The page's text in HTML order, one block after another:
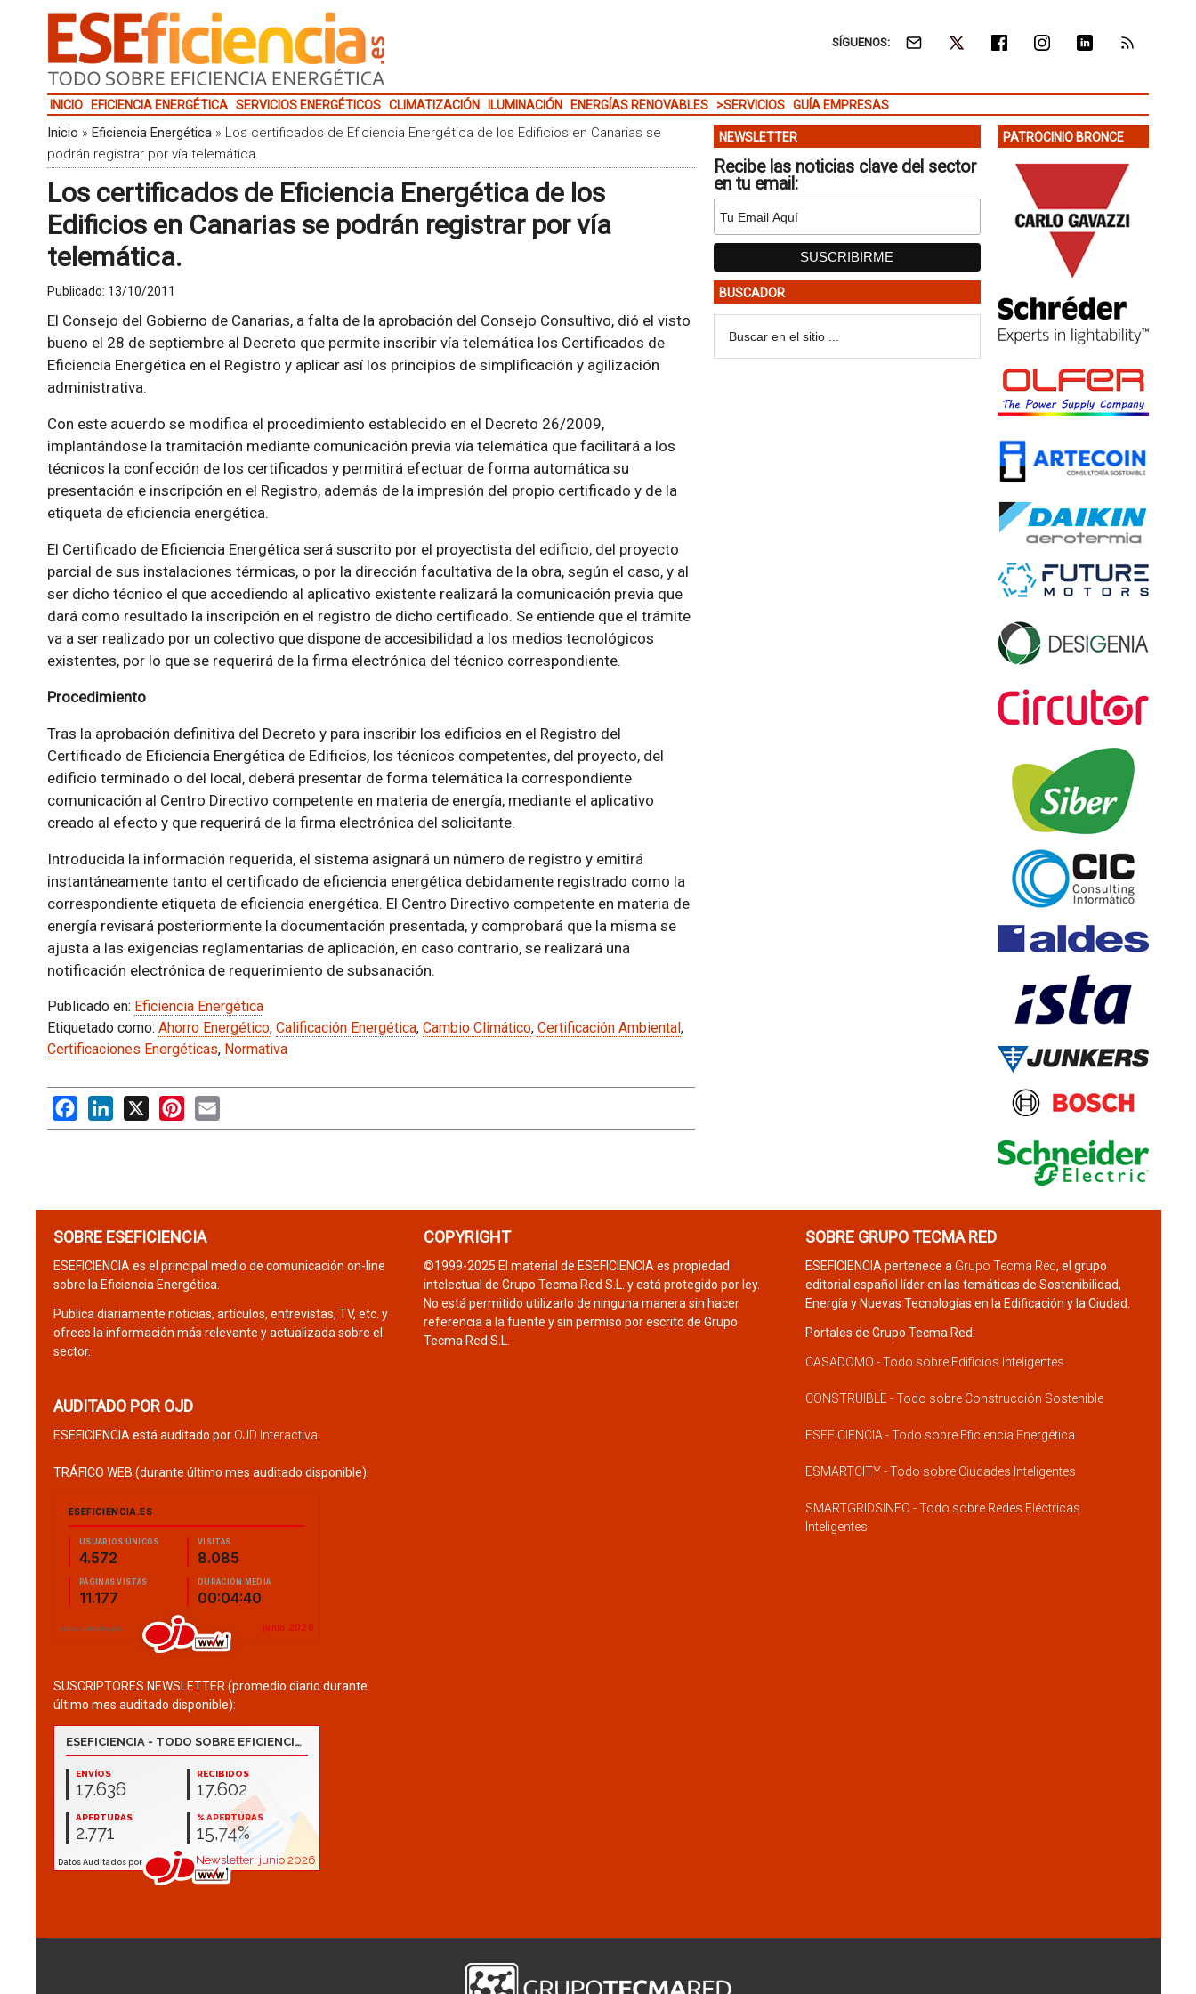
SÍGUENOS:
INICIO EFICIENCIA ENERGÉTICA SERVICIOS ENERGÉTICOS CLIMATIZACIÓN ILUMINACIÓN ENERGÍAS RENOVABLES >SERVICIOS GUÍA EMPRESAS
Inicio » Eficiencia Energética» Los certificados de Eficiencia Energética de los Edificios en Canarias se
podrán registrar por vía telemática.
Los certificados de Eficiencia Energética de los
Edificios en Canarias se podrán registrar por vía
telemática.
Publicado: 13/10/2011
El Consejo del Gobierno de Canarias, a falta de la aprobación del Consejo Consultivo, dió el visto
bueno el 28 de septiembre al Decreto que permite inscribir vía telemática los Certificados de
Eficiencia Energética en el Registro y aplicar así los principios de simplificación y agilización
administrativa.
Con este acuerdo se modifica el procedimiento establecido en el Decreto 26/2009,
implantándose la tramitación mediante comunicación previa vía telemática que facilitará a los
técnicos la confección de los certificados y permitirá efectuar de forma automática su
presentación e inscripción en el Registro, además de la impresión del propio certificado y de la
etiqueta de eficiencia energética.
El Certificado de Eficiencia Energética será suscrito por el proyectista del edificio, del proyecto
parcial de sus instalaciones térmicas, o por la dirección facultativa de la obra, según el caso, y al
ser dicho técnico el que accediendo al aplicativo existente realizará la comunicación previa que
dará como resultado la inscripción en el registro de dicho certificado. Se entiende que el trámite
va a ser realizado por un colectivo que dispone de accesibilidad a los medios tecnológicos
existentes, por lo que se requerirá de la firma electrónica del técnico correspondiente.
Procedimiento
Tras la aprobación definitiva del Decreto y para inscribir los edificios en el Registro del
Certificado de Eficiencia Energética de Edificios, los técnicos competentes, del proyecto, del
edificio terminado o del local, deberá presentar de forma telemática la correspondiente
comunicación al Centro Directivo competente en materia de energía, mediante el aplicativo
creado al efecto y que requerirá de la firma electrónica del solicitante.
Introducida la información requerida, el sistema asignará un número de registro y emitirá
instantáneamente tanto el certificado de eficiencia energética debidamente registrado como la
correspondiente etiqueta de eficiencia energética. El Centro Directivo competente en materia de
energía revisará posteriormente la documentación presentada, y comprobará que la misma se
ajusta a las exigencias reglamentarias de aplicación, en caso contrario, se realizará una
notificación electrónica de requerimiento de subsanación.
Publicado en: Eficiencia Energética
Etiquetado como: Ahorro Energético, Calificación Energética, Cambio Climático, Certificación Ambiental,
Certificaciones Energéticas, Normativa
FacebookLinkedIn
X PinterestEmail
NEWSLETTER
Recibe las noticias clave del sector
en tu email:
BUSCADOR
PATROCINIO BRONCE
SOBRE ESEFICIENCIA
ESEFICIENCIA es el principal medio de comunicación on-line
sobre la Eficiencia Energética.
Publica diariamente noticias, artículos, entrevistas, TV, etc. y
ofrece la información más relevante y actualizada sobre el
sector.
AUDITADO POR OJD
ESEFICIENCIA está auditado por OJD Interactiva
TRÁFICO WEB (durante último mes auditado disponible):
SUSCRIPTORES NEWSLETTER (promedio diario durante
último mes auditado disponible):
COPYRIGHT
©1999-2025 El material de ESEFICIENCIA es propiedad
intelectual de Grupo Tecma Red S.L. y está protegido por ley.
No está permitido utilizarlo de ninguna manera sin hacer
referencia a la fuente y sin permiso por escrito de Grupo
Tecma Red S.L.
SOBRE GRUPO TECMA RED
ESEFICIENCIA pertenece a Grupo Tecma Red, el grupo
editorial español líder en las temáticas de Sostenibilidad,
Energía y Nuevas Tecnologías en la Edificación y la Ciudad.
Portales de Grupo Tecma Red:
CASADOMO - Todo sobre Edificios Inteligentes
CONSTRUIBLE - Todo sobre Construcción Sostenible
ESEFICIENCIA - Todo sobre Eficiencia Energética
ESMARTCITY - Todo sobre Ciudades Inteligentes
SMARTGRIDSINFO - Todo sobre Redes Eléctricas
Inteligentes